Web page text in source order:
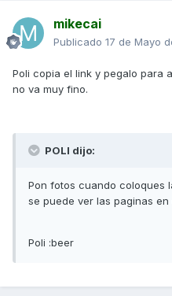
mikecai
Publicado 17 de Mayo
Poli copia el link y pegalo para
no va muy fino.
POLI dijo:
Pon fotos cuando coloques
se puede ver las paginas en
Poli :beer